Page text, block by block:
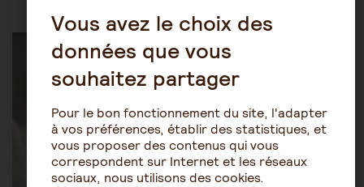
Les pathologies du vieillissement Autres pathologies
Vous avez le choix des
données que vous
souhaitez partager
Pour le bon fonctionnement du site, l'adapter
à vos préférences, établir des statistiques, et
vous proposer des contenus qui vous
correspondent sur Internet et les réseaux
sociaux, nous utilisons des cookies.